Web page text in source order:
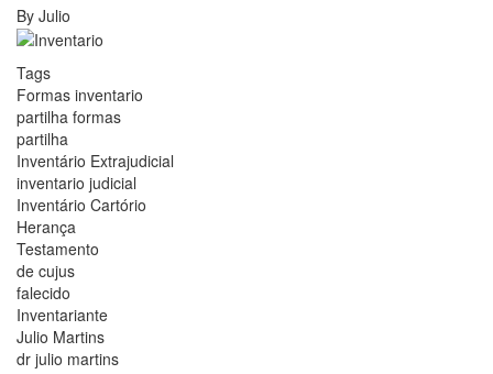
By Julio
Tags
Formas inventario
partilha formas
partilha
Inventário Extrajudicial
inventario judicial
Inventário Cartório
Herança
Testamento
de cujus
falecido
Inventariante
Julio Martins
dr julio martins